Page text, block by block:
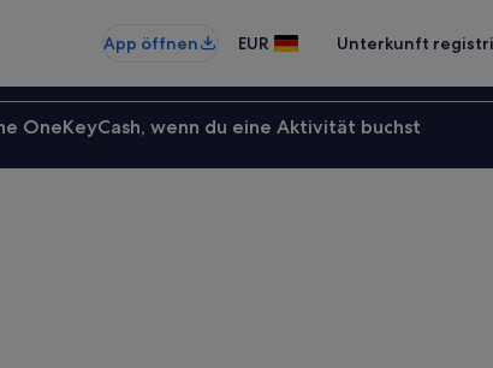
App öffnen EUR Unterkunft
OneKeyCash, wenn du eine Aktivität buchst